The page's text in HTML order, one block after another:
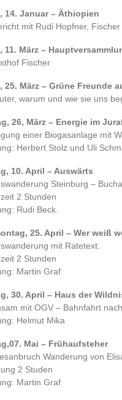
14. Januar – Äthiopien
mit Rudi Hopfner, Fischer
11. März –
Fischer
25. März – Grüne Freunde
warum und wie sie uns
26, März – Energie im
einer Biogasanlage mit
Herbert Stolz und Uli
10. April – Auswärts
Steinburg –
2 Stunden
Rudi Beck.
25. April – Wer weiß
mit Ratetext.
2 Stunden
Martin Graf
30. April – Haus der
mit OGV – Bahnfahrt
Helmut Mika
Mai – Frühaufsteher
Wanderung von
2 Studen
Martin Graf